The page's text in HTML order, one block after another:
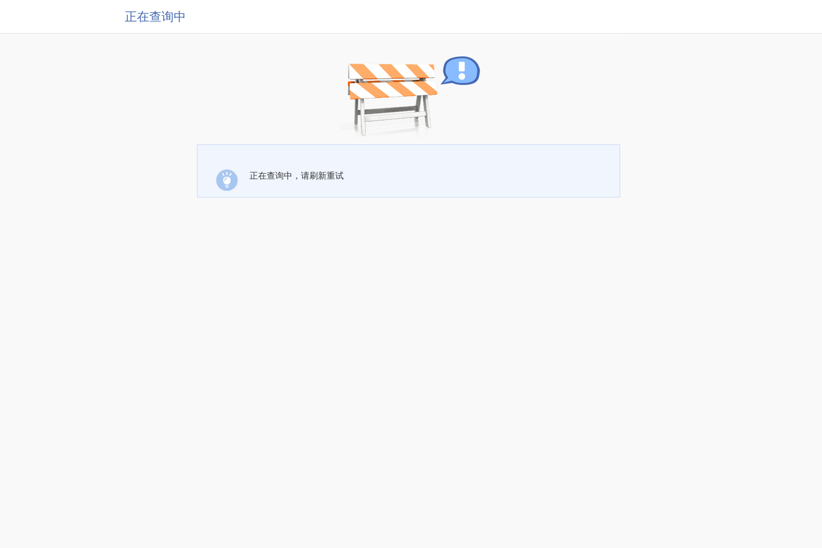
正在查询中
正在查询中，请刷新重试